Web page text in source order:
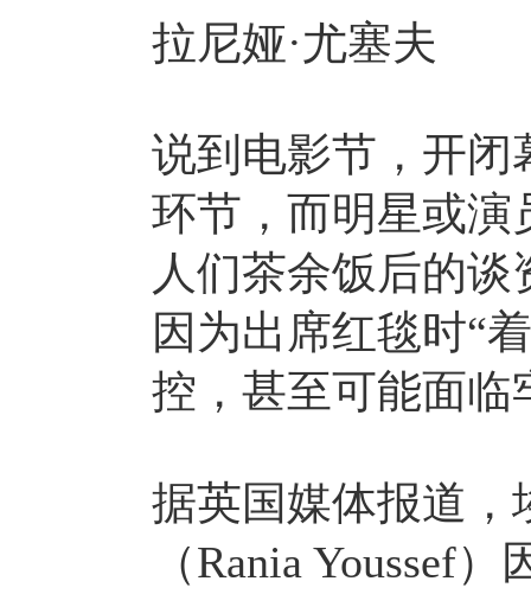
拉尼娅·尤塞夫
说到电影节，开闭
环节，而明星或演
人们茶余饭后的
因为出席红毯时“
控，甚至可能面临
据英国媒体报道，
（Rania Youssef